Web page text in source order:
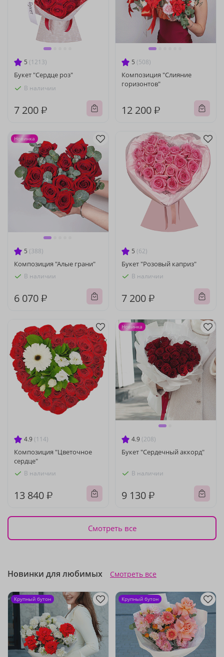
5 (1213)
Букет "Сердце роз"
В наличии
7 200 ₽
5 (508)
Композиция "Слияние
горизонтов"
12 200 ₽
5 (388)
Композиция "Алые грани"
В наличии
6 070 ₽
Новинка
5 (62)
Букет "Розовый каприз"
В наличии
7 200 ₽
4.9 (114)
Композиция "Цветочное
сердце"
В наличии
13 840 ₽
4.9 (208)
Букет "Сердечный аккорд"
В наличии
9 130 ₽
Новинка
Смотреть все
Новинки для любимых Смотреть все
Крупный бутон Крупный бутон